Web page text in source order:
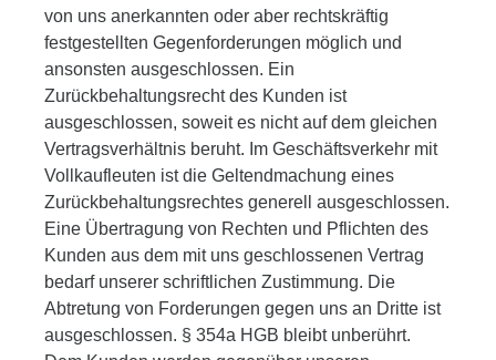
von uns anerkannten oder aber rechtskräftig
festgestellten Gegenforderungen möglich und
ansonsten ausgeschlossen. Ein
Zurückbehaltungsrecht des Kunden ist
ausgeschlossen, soweit es nicht auf dem gleichen
Vertragsverhältnis beruht. Im Geschäftsverkehr mit
Vollkaufleuten ist die Geltendmachung eines
Zurückbehaltungsrechtes generell ausgeschlossen.
Eine Übertragung von Rechten und Pflichten des
Kunden aus dem mit uns geschlossenen Vertrag
bedarf unserer schriftlichen Zustimmung. Die
Abtretung von Forderungen gegen uns an Dritte ist
ausgeschlossen. § 354a HGB bleibt unberührt.